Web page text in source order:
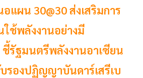
ผน 30@30 ส่งเสริมการ
ใช้พลังงานอย่างมี
รัฐมนตรีพลังงานอาเซียน
รองปฏิญญาบันดาร์เสรีเบ